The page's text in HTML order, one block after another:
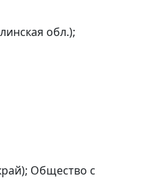
обл.);
Общество с